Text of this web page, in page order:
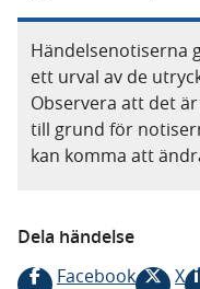
Händelsenotiserna
ett urval av de
Observera att det
till grund för
kan komma att
Dela händelse
Facebook
X